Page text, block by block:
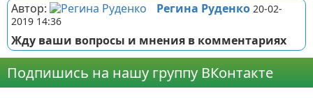
Автор: Регина Руденко 20-02-
2019 14:36
Жду ваши вопросы и мнения в комментариях
Подпишись на нашу группу ВКонтакте